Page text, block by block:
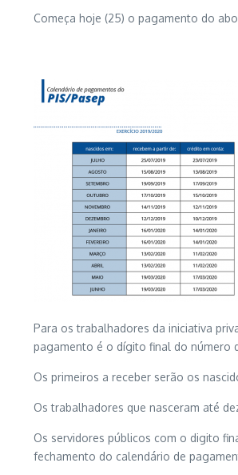
Começa hoje (25) o pagamento do
Para os trabalhadores da iniciativa
pagamento é o dígito final do número
Os primeiros a receber serão os
Os trabalhadores que nasceram até
Os servidores públicos com o digito
fechamento do calendário de